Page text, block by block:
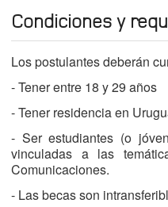
Condiciones y
Los postulantes deberán
- Tener entre 18 y 29 años
- Tener residencia en
- Ser estudiantes (o
vinculadas a las
Comunicaciones.
- Las becas son